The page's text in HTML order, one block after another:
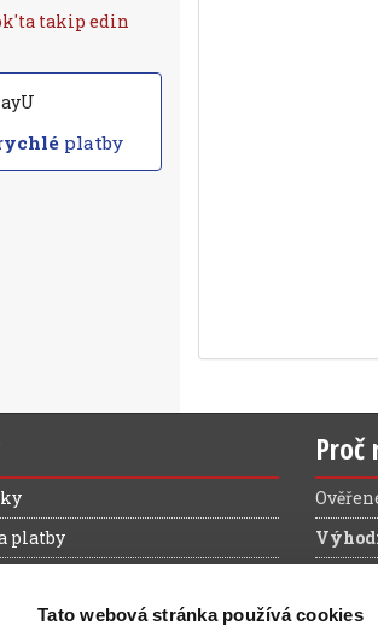
Tato webová stránka používá cookies
platby
platby
Proč